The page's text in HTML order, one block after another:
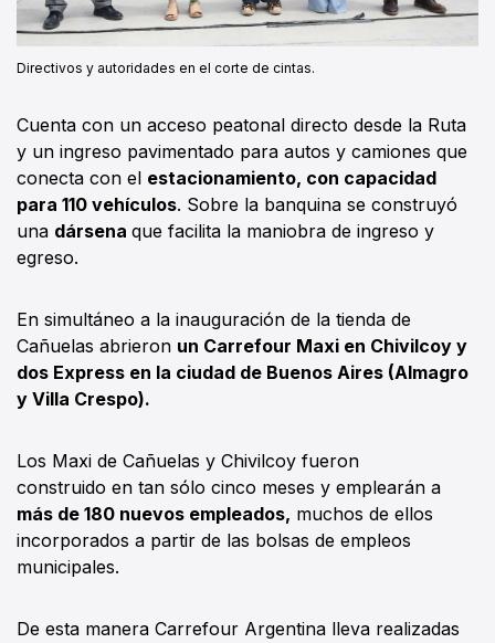
Directivos y autoridades en el corte de cintas.
Cuenta con un acceso peatonal directo desde la Ruta
y un ingreso pavimentado para autos y camiones que
conecta con el estacionamiento, con capacidad
para 110 vehículos. Sobre la banquina se construyó
una dársena que facilita la maniobra de ingreso y
egreso.
En simultáneo a la inauguración de la tienda de
Cañuelas abrieron un Carrefour Maxi en Chivilcoy y
dos Express en la ciudad de Buenos Aires (Almagro
y Villa Crespo).
Los Maxi de Cañuelas y Chivilcoy fueron
construido en tan sólo cinco meses y emplearán a
más de 180 nuevos empleados, muchos de ellos
incorporados a partir de las bolsas de empleos
municipales.
De esta manera Carrefour Argentina lleva realizadas